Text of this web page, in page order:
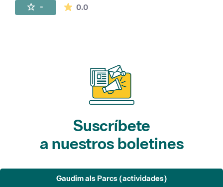
- 0.0La valoración media es de 0 estrellas de
Suscríbete
a nuestros boletines
Gaudim als Parcs (actividades)